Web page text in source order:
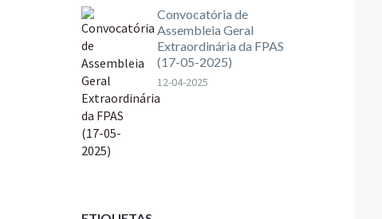
Convocatória de
Assembleia Geral
Extraordinária da FPAS
(17-05-2025)
12-04-2025